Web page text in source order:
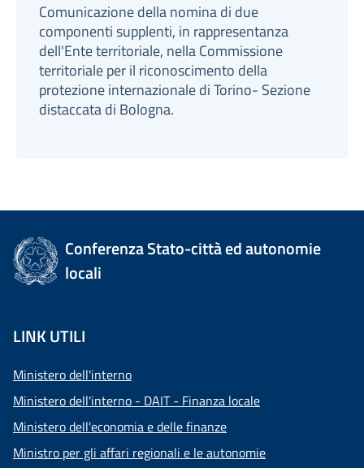
Comunicazione della nomina di due
componenti supplenti, in rappresentanza
dell'Ente territoriale, nella Commissione
territoriale per il riconoscimento della
protezione internazionale di Torino- Sezione
distaccata di Bologna.
Conferenza Stato-città ed autonomie
locali
LINK UTILI
Ministero dell'interno
Ministero dell'interno - DAIT - Finanza locale
Ministero dell'economia e delle finanze
Ministro per gli affari regionali e le autonomie